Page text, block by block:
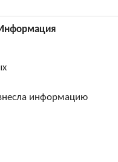
Информация
информацию